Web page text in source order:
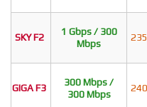
SKY F2
1 Gbps / 300
Mbps
GIGA F3
300 Mbps /
300 Mbps